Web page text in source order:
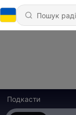
Подкасти